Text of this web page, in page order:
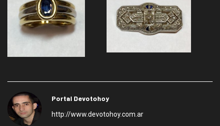
Portal Devotohoy
http://www.devotohoy.com.ar